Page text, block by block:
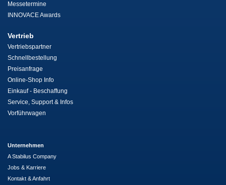
Messetermine
INNOVACE Awards
Vertrieb
Vertriebspartner
Schnellbestellung
Preisanfrage
Online-Shop Info
Einkauf - Beschaffung
Service, Support & Infos
Vorführwagen
Unternehmen
A Stabilus Company
Jobs & Karriere
Kontakt & Anfahrt